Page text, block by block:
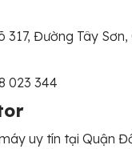
317, Đường Tây
023 344
uy tín tại Quận